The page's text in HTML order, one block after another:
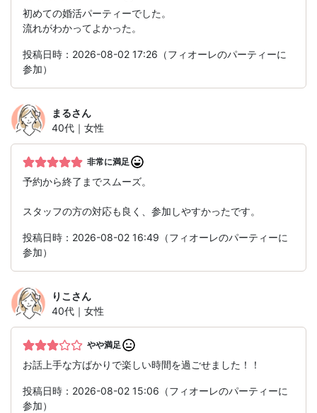
初めての婚活パーティーでした。
流れがわかってよかった。
投稿日時：2026-08-02 17:26（フィオーレのパーティーに
参加）
まるさん
40代｜女性
非常に満足
予約から終了までスムーズ。
スタッフの方の対応も良く、参加しやすかったです。
投稿日時：2026-08-02 16:49（フィオーレのパーティーに
参加）
りこ さん
40代｜女性
やや満足
お話上手な方ばかりで楽しい時間を過ごせました！！
投稿日時：2026-08-02 15:06（フィオーレのパーティーに
参加）